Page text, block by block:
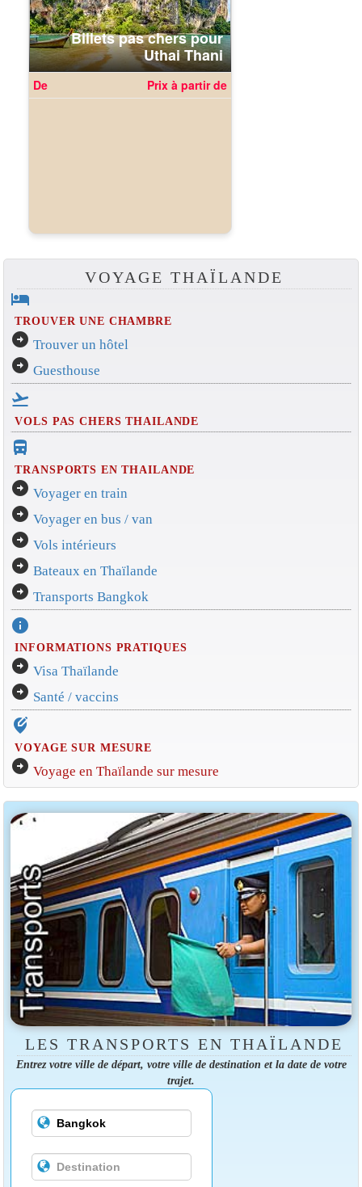
VOYAGE THAÏLANDE
hotel
TROUVER UNE CHAMBRE
arrow_circle_right Trouver un hôtel
arrow_circle_right Guesthouse
flight_takeoff
VOLS PAS CHERS THAILANDE
directions_bus_filled
TRANSPORTS EN THAILANDE
arrow_circle_right Voyager en train
arrow_circle_right Voyager en bus / van
arrow_circle_right Vols intérieurs
arrow_circle_right Bateaux en Thaïlande
arrow_circle_right Transports Bangkok
info
INFORMATIONS PRATIQUES
arrow_circle_right Visa Thaïlande
arrow_circle_right Santé / vaccins
edit_location_alt
VOYAGE SUR MESURE
arrow_circle_right Voyage en Thaïlande sur mesure
LES TRANSPORTS EN THAÏLANDE
Entrez votre ville de départ, votre ville de destination et la date de votre
trajet.